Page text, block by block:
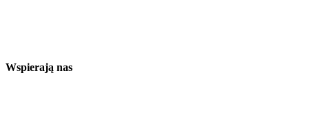
Wspierają nas